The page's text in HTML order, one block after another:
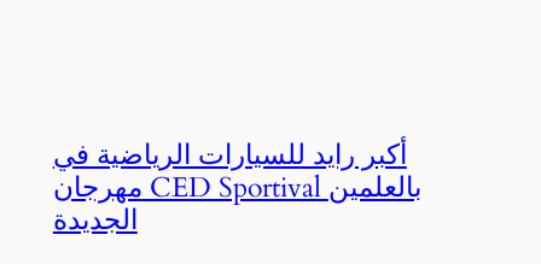
أكبر رايد للسيارات الرياضية في
مهرجان CED Sportival بالعلمين
الجديدة